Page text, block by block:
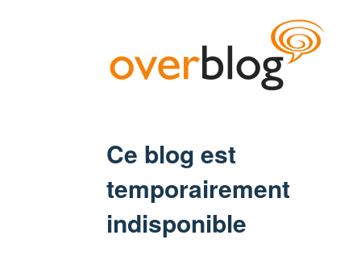
Ce blog est
temporairement
indisponible